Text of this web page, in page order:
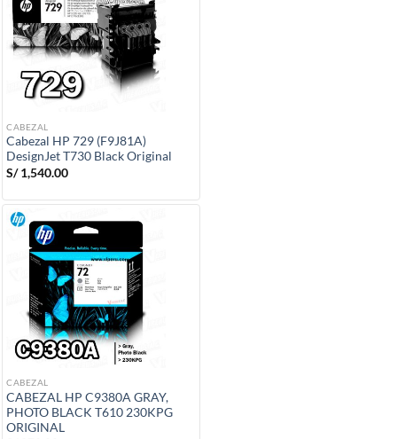
CABEZAL
Cabezal HP 729 (F9J81A)
DesignJet T730 Black Original
S/1,540.00
CABEZAL
CABEZAL HP C9380A GRAY,
PHOTO BLACK T610 230KPG
ORIGINAL